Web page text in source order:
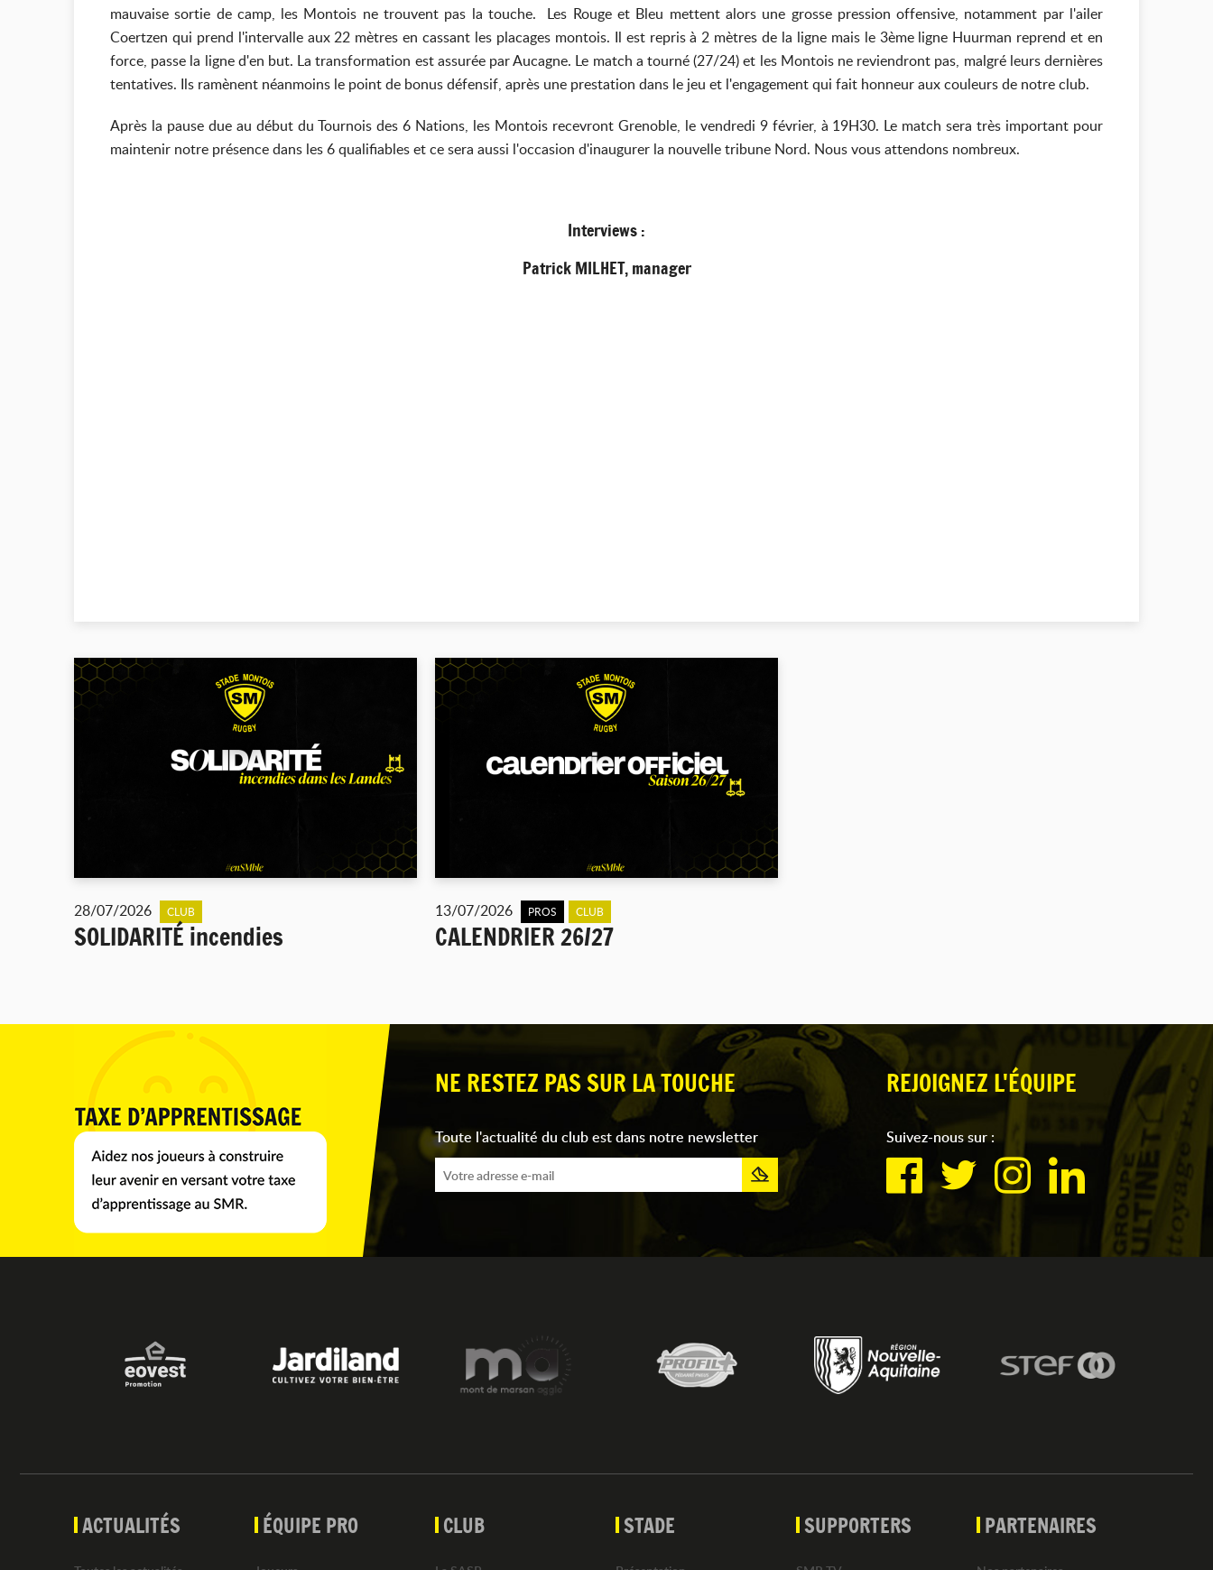
mauvaise sortie de camp, les Montois ne trouvent pas la touche. Les Rouge et Bleu mettent alors une grosse pression offensive, notamment par l'ailer
Coertzen qui prend l'intervalle aux 22 mètres en cassant les placages montois. Il est repris à 2 mètres de la ligne mais le 3ème ligne Huurman reprend et en
force, passe la ligne d'en but. La transformation est assurée par Aucagne. Le match a tourné (27/24) et les Montois ne reviendront pas, malgré leurs dernières
tentatives. Ils ramènent néanmoins le point de bonus défensif, après une prestation dans le jeu et l'engagement qui fait honneur aux couleurs de notre club.
Après la pause due au début du Tournois des 6 Nations, les Montois recevront Grenoble, le vendredi 9 février, à 19H30. Le match sera très important pour
maintenir notre présence dans les 6 qualifiables et ce sera aussi l'occasion d'inaugurer la nouvelle tribune Nord. Nous vous attendons nombreux.
Interviews :
Patrick MILHET, manager
28/07/2026 CLUB
SOLIDARITÉ incendies
13/07/2026 PROS CLUB
CALENDRIER 26/27
NE RESTEZ PAS SUR LA TOUCHE
Toute l'actualité du club est dans notre newsletter
REJOIGNEZ L'ÉQUIPE
Suivez-nous sur :
ACTUALITÉS ÉQUIPE PRO CLUB STADE SUPPORTERS PARTENAIRES